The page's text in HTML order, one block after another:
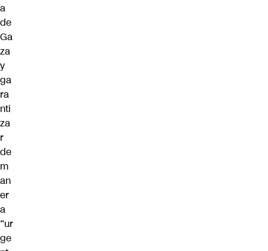
a
de
Ga
za
y
ga
ra
nti
za
r
de
m
an
er
a
“ur
ge